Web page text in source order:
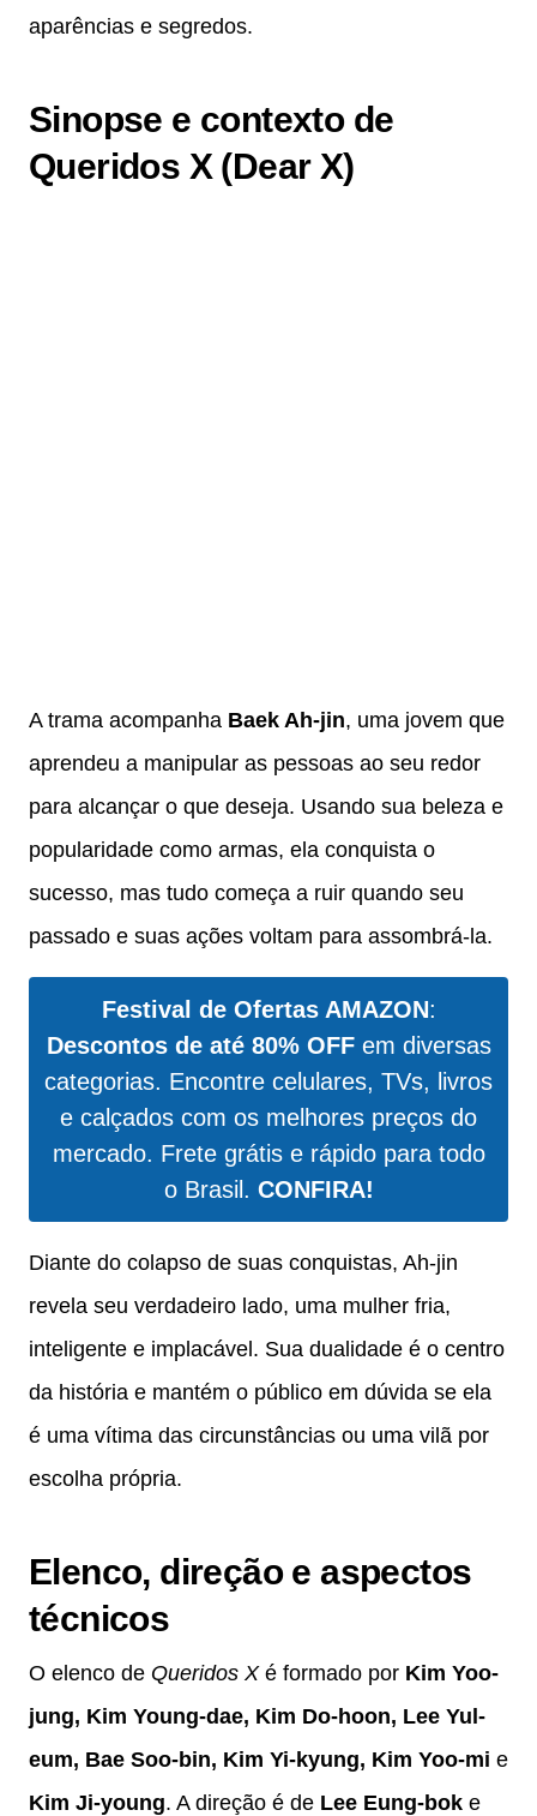
aparências e segredos.
Sinopse e contexto de
Queridos X (Dear X)
A trama acompanha Baek Ah-jin, uma jovem que
aprendeu a manipular as pessoas ao seu redor
para alcançar o que deseja. Usando sua beleza e
popularidade como armas, ela conquista o
sucesso, mas tudo começa a ruir quando seu
passado e suas ações voltam para assombrá-la.
Festival de Ofertas AMAZON:
Descontos de até 80% OFFem diversas
categorias. Encontre celulares, TVs, livros
e calçados com os melhores preços do
mercado. Frete grátis e rápido para todo
o Brasil. CONFIRA!
Diante do colapso de suas conquistas, Ah-jin
revela seu verdadeiro lado, uma mulher fria,
inteligente e implacável. Sua dualidade é o centro
da história e mantém o público em dúvida se ela
é uma vítima das circunstâncias ou uma vilã por
escolha própria.
Elenco, direção e aspectos
técnicos
O elenco de Queridos Xé formado por Kim Yoo-
jung, Kim Young-dae, Kim Do-hoon, Lee Yul-
eum, Bae Soo-bin, Kim Yi-kyung, Kim Yoo-mi e
Kim Ji-young. A direção é de Lee Eung-bok e